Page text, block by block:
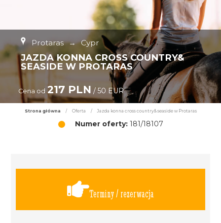
Protaras → Cypr
JAZDA KONNA CROSS COUNTRY&
SEASIDE W PROTARAS
Cena od 217 PLN / 50 EUR
Strona główna / Oferta / Jazda konna cross country& seaside w Protaras
Numer oferty:181/18107
Terminy / rezerwacja